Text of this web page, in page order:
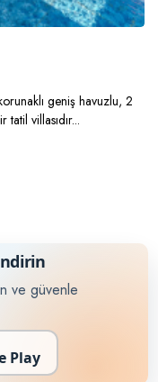
geniş havuzlu, 2
villasıdır...
ve güvenle
Play